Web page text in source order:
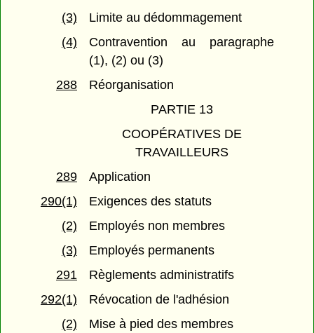
(3)
Limite au dédommagement
(4)
Contravention au paragraphe
(1), (2) ou (3)
288
Réorganisation
PARTIE 13
COOPÉRATIVES DE
TRAVAILLEURS
289
Application
290(1)
Exigences des statuts
(2)
Employés non membres
(3)
Employés permanents
291
Règlements administratifs
292(1)
Révocation de l'adhésion
(2)
Mise à pied des membres